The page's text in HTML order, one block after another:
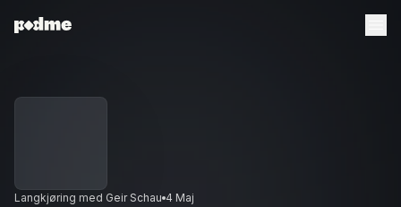
Langkjøring med Geir Schau 4 Maj